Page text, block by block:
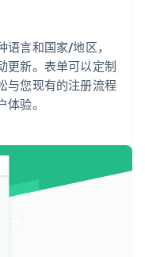
言和国家/地区，
更新。表单可以定制
与您现有的注册流程
验。